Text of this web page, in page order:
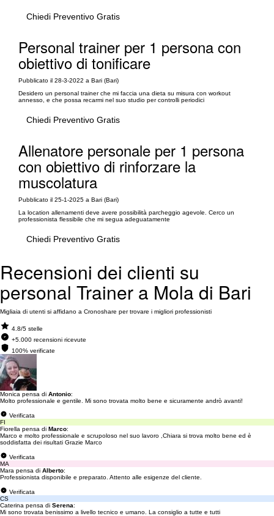
Chiedi Preventivo Gratis
Personal trainer per 1 persona con
obiettivo di tonificare
Pubblicato il 28-3-2022 a Bari (Bari)
Desidero un personal trainer che mi faccia una dieta su misura con workout
annesso, e che possa recarmi nel suo studio per controlli periodici
Chiedi Preventivo Gratis
Allenatore personale per 1 persona
con obiettivo di rinforzare la
muscolatura
Pubblicato il 25-1-2025 a Bari (Bari)
La location allenamenti deve avere possibilità parcheggio agevole. Cerco un
professionista flessibile che mi segua adeguatamente
Chiedi Preventivo Gratis
Recensioni dei clienti su
personal Trainer a Mola di Bari
Migliaia di utenti si affidano a Cronoshare per trovare i migliori professionisti
4.8/5 stelle
+5.000 recensioni ricevute
100% verificate
Monica pensa di Antonio:
Molto professionale e gentile. Mi sono trovata molto bene e sicuramente andrò avanti!
Verificata
FI
Fiorella pensa di Marco:
Marco e molto professionale e scrupoloso nel suo lavoro ,Chiara si trova molto bene ed è
soddisfatta dei risultati Grazie Marco
Verificata
MA
Mara pensa di Alberto:
Professionista disponibile e preparato. Attento alle esigenze del cliente.
Verificata
CS
Caterina pensa di Serena:
Mi sono trovata benissimo a livello tecnico e umano. La consiglio a tutte e tutti